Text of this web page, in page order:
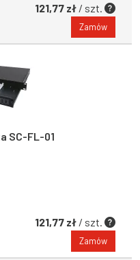
121,77 zł / szt.
Zamów
SC-FL-01
121,77 zł / szt.
Zamów